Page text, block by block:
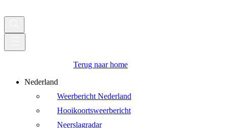
Terug naar home
Nederland
Weerbericht Nederland
Hooikoortsweerbericht
Neerslagradar